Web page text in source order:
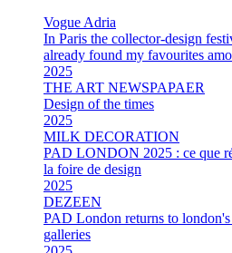
Vogue Adria
In Paris the collector-design
already found my favourites
2025
THE ART NEWSPAPAER
Design of the times
2025
MILK DECORATION
PAD LONDON 2025 : ce que
la foire de design
2025
DEZEEN
PAD London returns to
galleries